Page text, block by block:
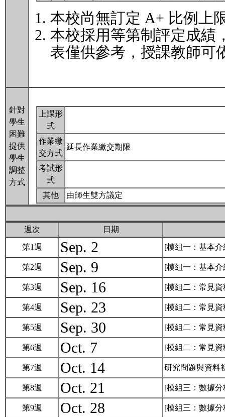
本校尚無訂定 A+ 比例上
本校採用等第制評定成績
表僅供參考，授課教師可
針對
學生
困難
提供
學生
調整
方式
上課形
式
作業繳
交方式
延長作業繳交期限
考試形
式
其他
由師生雙方議定
週次 日期
第1週 Sep. 2 [模組一：基本
第2週 Sep. 9 [模組一：基本
第3週 Sep. 16 [模組二：常見
第4週 Sep. 23 [模組二：常見
第5週 Sep. 30 [模組二：常見
第6週 Oct. 7 [模組二：常見
第7週 Oct. 14 研究問題與資料
第8週 Oct. 21 [模組三：數據
第9週 Oct. 28 [模組三：數據